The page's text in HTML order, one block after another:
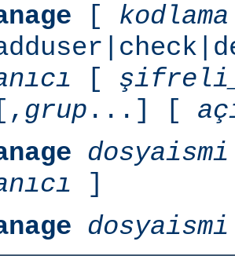
[ kodlama
[
[, grup ...] [
dosyaismi
]
dosyaismi